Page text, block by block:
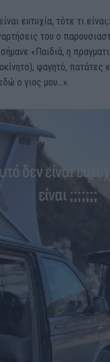
ευτυχία, τότε τι
του ο
«Παιδιά, η
φαγητό, πατάτες
ο γιος μου…».